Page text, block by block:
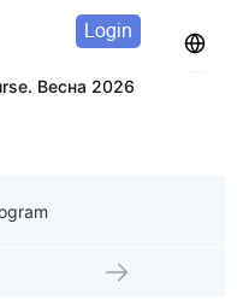
Login
Весна 2026